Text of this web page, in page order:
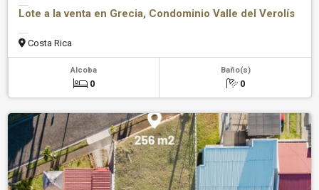
Lote a la venta en Grecia, Condominio Valle del Verolís
Costa Rica
Alcoba
0
Baño(s)
0